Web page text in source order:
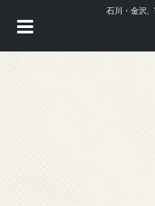
石川・金沢